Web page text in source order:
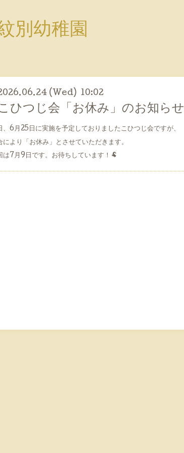
別幼稚園
(Wed) 10:02
ひつじ会「お休み」のお知らせ
、6月25日に実施を予定しておりましたこひつじ会ですが、
により「お休み」とさせていただきます。
は7月9日です。お待ちしています！🐏